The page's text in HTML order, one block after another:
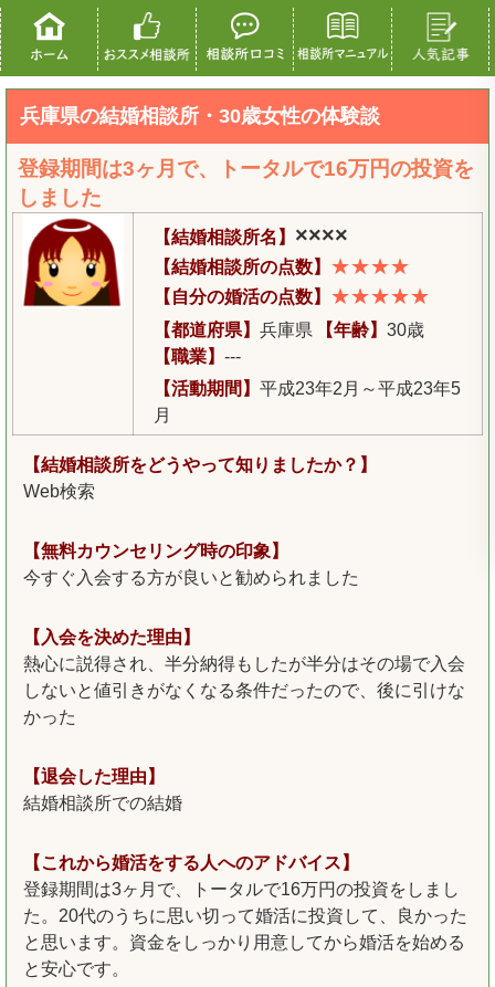
兵庫県の結婚相談所・30歳女性の体験談
登録期間は3ヶ月で、トータルで16万円の投資を
しました
【結婚相談所名】 ××××
【結婚相談所の点数】 ★★★★
【自分の婚活の点数】 ★★★★★
【都道府県】 兵庫県 【年齢】 30歳
【職業】 ---
【活動期間】 平成23年2月～平成23年5
月
【結婚相談所をどうやって知りましたか？】
Web検索
【無料カウンセリング時の印象】
今すぐ入会する方が良いと勧められました
【入会を決めた理由】
熱心に説得され、半分納得もしたが半分はその場で入会
しないと値引きがなくなる条件だったので、後に引けな
かった
【退会した理由】
結婚相談所での結婚
【これから婚活をする人へのアドバイス】
登録期間は3ヶ月で、トータルで16万円の投資をしまし
た。20代のうちに思い切って婚活に投資して、良かった
と思います。資金をしっかり用意してから婚活を始める
と安心です。